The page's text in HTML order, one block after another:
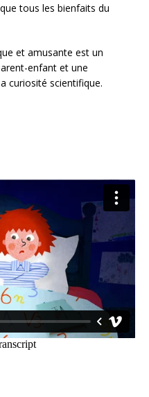
tous les bienfaits du
et amusante est un
enfant et une
curiosité scientifique.